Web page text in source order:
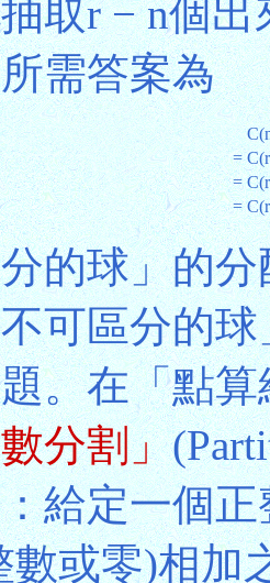
取r − n個
需答案為
=
=
=
的球」的
可區分的
。在「點
分割」
給定一個
數或零)相加